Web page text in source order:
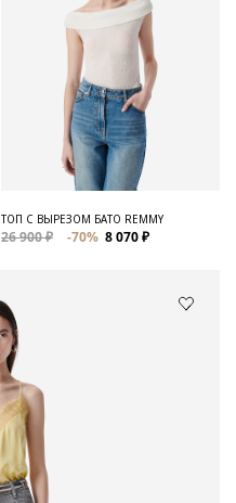
ТОП С ВЫРЕЗОМ БАТО REMMY
26 900 ₽ -70% 8 070 ₽